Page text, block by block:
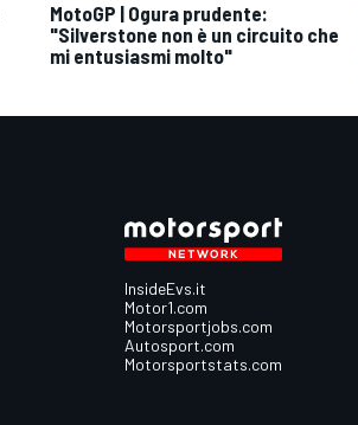
MotoGP | Ogura prudente:
"Silverstone non è un circuito che
mi entusiasmi molto"
InsideEvs.it
Motor1.com
Motorsportjobs.com
Autosport.com
Motorsportstats.com